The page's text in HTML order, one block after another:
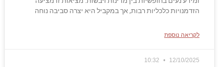
הזדמנויות כלכליות רבות, אך במקביל היא יצרה סביבה נוחה
לקריאה נוספת
12/10/2025